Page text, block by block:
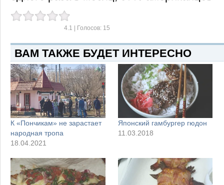
4.1 | Голосов: 15
ВАМ ТАКЖЕ БУДЕТ ИНТЕРЕСНО
К «Пончикам» не зарастает
народная тропа
18.04.2021
Японский гамбургер гюдон
11.03.2018